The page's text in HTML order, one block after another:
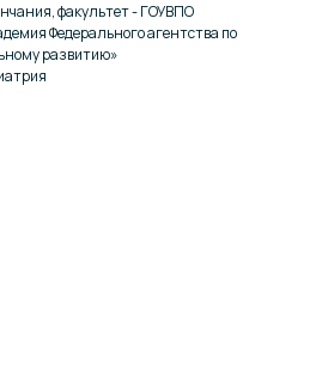
факультет - ГОУВПО
Федерального агентства по
развитию»